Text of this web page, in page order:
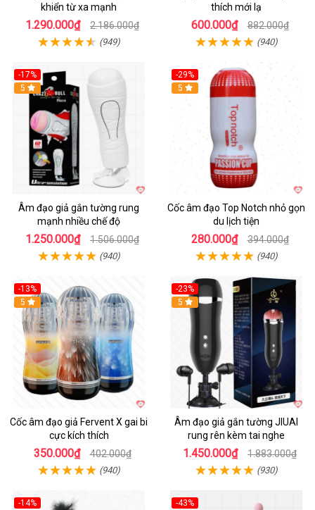
khiển từ xa mạnh
1.290.000₫ 2.186.000₫
(949)
thích mới lạ
600.000₫ 882.000₫
(940)
-17%
5
Âm đạo giả gắn tường rung
mạnh nhiều chế độ
1.250.000₫ 1.506.000₫
(940)
-29%
5
Cốc âm đạo Top Notch nhỏ gọn
du lịch tiện
280.000₫ 394.000₫
(940)
-13%
Hot
5
Cốc âm đạo giả Fervent X gai bi
cực kích thích
350.000₫ 402.000₫
(940)
-23%
5
Âm đạo giả gắn tường JIUAI
rung rên kèm tai nghe
1.450.000₫ 1.883.000₫
(930)
-14%
-43%